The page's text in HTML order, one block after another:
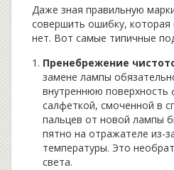
Даже зная правильную
совершить ошибку, которая
нет. Вот самые типичные
Пренебрежение
замене лампы
внутреннюю поверхность
салфеткой, смоченной в
пальцев от новой лампы
пятно на отражателе из-
температуры. Это
света.